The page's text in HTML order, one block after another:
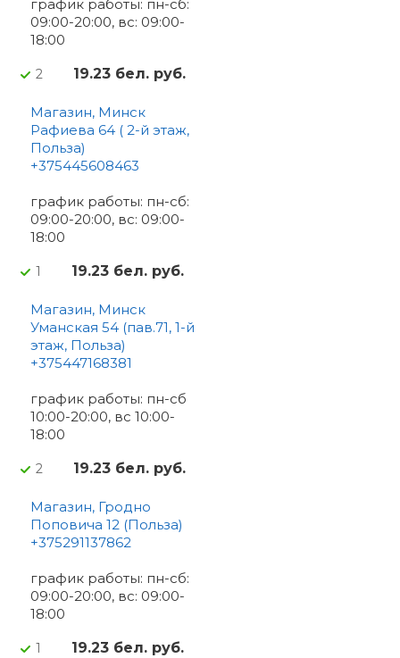
график работы: пн-сб:
09:00-20:00, вс: 09:00-
18:00
2 19.23 бел. руб.
Магазин, Минск
Рафиева 64 ( 2-й этаж,
Польза)
+375445608463
график работы: пн-сб:
09:00-20:00, вс: 09:00-
18:00
1 19.23 бел. руб.
Магазин, Минск
Уманская 54 (пав.71, 1-й
этаж, Польза)
+375447168381
график работы: пн-сб
10:00-20:00, вс 10:00-
18:00
2 19.23 бел. руб.
Магазин, Гродно
Поповича 12 (Польза)
+375291137862
график работы: пн-сб:
09:00-20:00, вс: 09:00-
18:00
1 19.23 бел. руб.